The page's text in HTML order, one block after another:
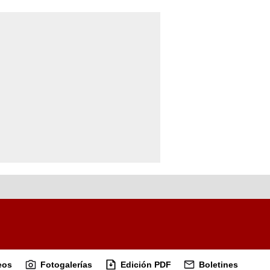
Fotogalerías Edición PDF Boletines